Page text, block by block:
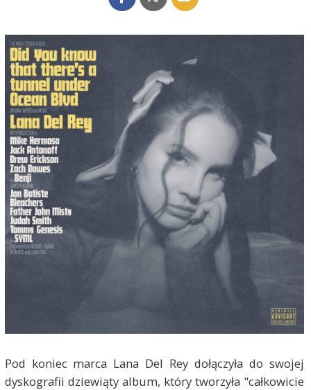
Pod koniec marca Lana Del Rey dołączyła do swojej
dyskografii dziewiąty album, który tworzyła "całkowicie